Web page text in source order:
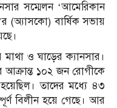
সম্মেলন ‘আমেরিকান
(অ্যাসকো) বার্ষিক সভায়
মাথা ও ঘাড়ের ক্যানসার।
আক্রান্ত ১০২ জন রোগীকে
তাদের মধ্যে ৪৩
বিলীন হয়ে গেছে। আর